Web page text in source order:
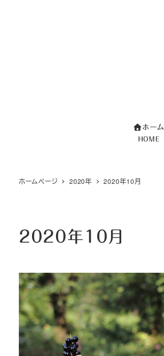
ホーム
HOME
ホームページ 2020年 2020年10月
2020年10月